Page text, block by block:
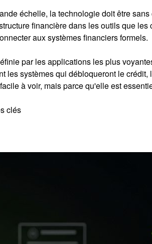
échelle, la technologie doit être
financière dans les outils que
aux systèmes financiers formels.
par les applications les plus
les systèmes qui débloqueront le
à voir, mais parce qu'elle est
clés